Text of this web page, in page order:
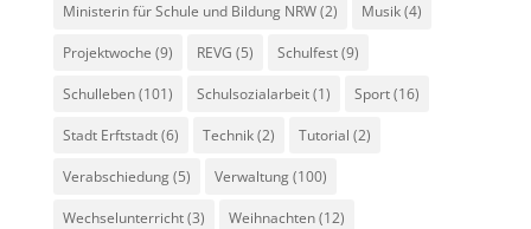
Ministerin für Schule und Bildung NRW(2) Musik(4)
Projektwoche (9) REVG (5) Schulfest(9)
Schulleben(101) Schulsozialarbeit(1) Sport(16)
Stadt Erftstadt(6) Technik(2) Tutorial (2)
Verabschiedung(5) Verwaltung(100)
Wechselunterricht(3) Weihnachten(12)